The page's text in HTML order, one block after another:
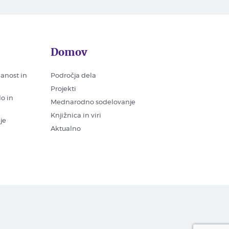
in
in
Domov
Področja dela
Projekti
Mednarodno sodelovanje
Knjižnica in viri
Aktualno